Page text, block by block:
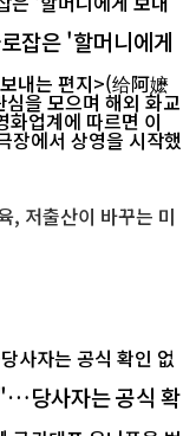
잡은 '할머니에게
내는 편지>(给阿嬷
을 모으며 해외 화교
장에서 상영을 시작했
당사자는 공식 확